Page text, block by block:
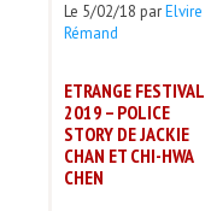
Le 5/02/18 parElvire
Rémand
ETRANGE FESTIVAL
2019 – POLICE
STORY DE JACKIE
CHAN ET CHI-HWA
CHEN